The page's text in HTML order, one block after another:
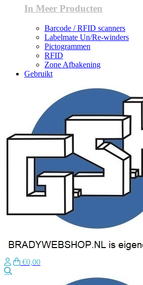
In Meer Producten
Barcode / RFID scanners
Labelmate Un/Re-winders
Pictogrammen
RFID
Zone Afbakening
Gebruikt
€0,00